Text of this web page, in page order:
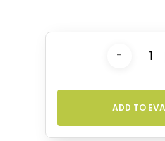
ADD TO